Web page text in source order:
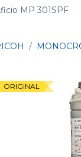
MP 301SPF
ORIGINAL